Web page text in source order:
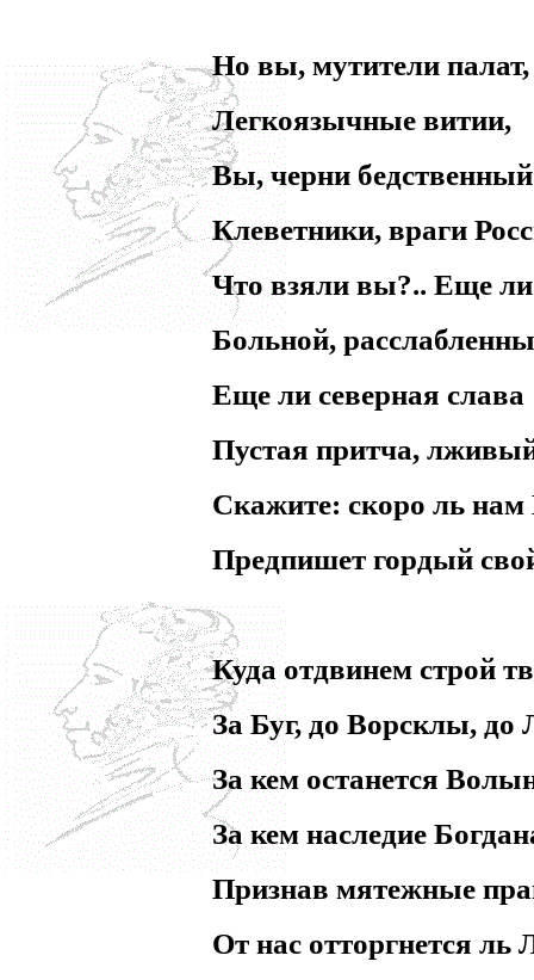
Но вы, мутители палат,
Легкоязычные витии,
Вы, черни бедственный
Клеветники, враги
Что взяли вы?.. Еще ли
Больной,
Еще ли северная слава
Пустая притча,
Скажите: скоро ль
Предпишет гордый
Куда отдвинем строй
За Буг, до Ворсклы, до
За кем останется
За кем наследие
Признав мятежные
От нас отторгнется ль